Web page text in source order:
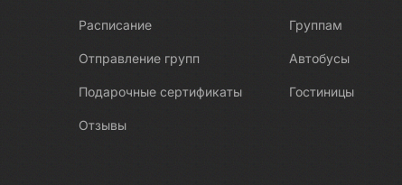
Расписание
Отправление групп
Подарочные сертификаты
Отзывы
Группам
Автобусы
Гостиницы